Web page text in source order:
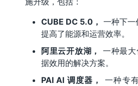
CUBE DC 5.0， 一种下一
提高了能源和运营效率。
阿里云开放湖，
一种最
据效用的解决方案。
PAI AI 调度器，
一种专